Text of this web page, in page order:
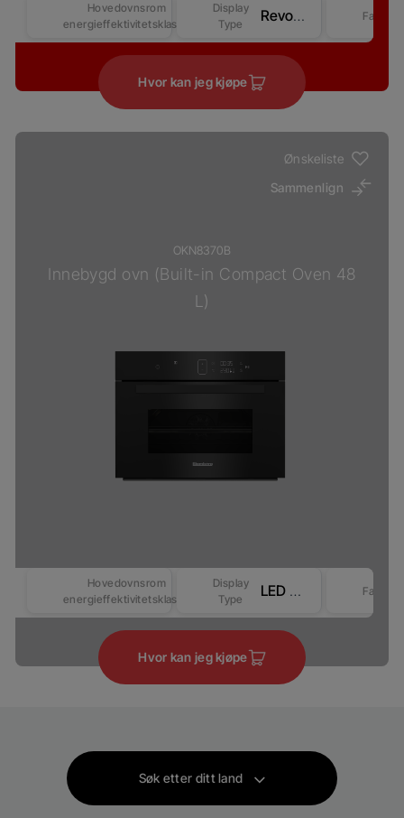
Hovedovnsrom
energieffektivitetsklasse
Display
Type
Revo Good+ Display (Beast) Farge
Hvor kan jeg kjøpe
Ønskeliste
Sammenlign
OKN8370B
Innebygd ovn (Built-in Compact Oven 48
L)
Hovedovnsrom
energieffektivitetsklasse
Display
Type
LED Display - Touch control (Revo-Better) Farge
Hvor kan jeg kjøpe
Søk etter ditt land